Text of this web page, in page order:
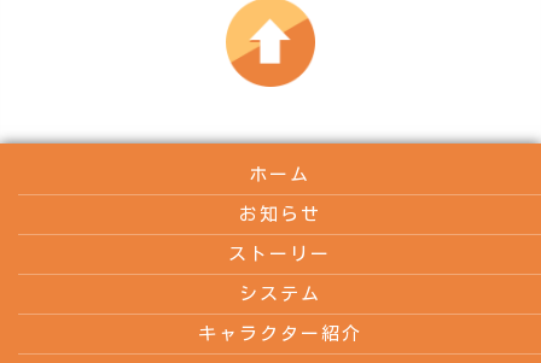
ホーム
お知らせ
ストーリー
システム
キャラクター紹介